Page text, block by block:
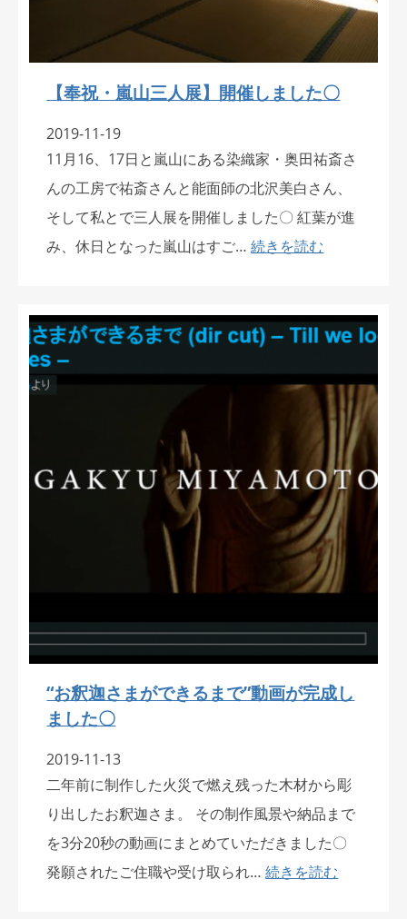
【奉祝・嵐山三人展】開催しました〇
2019-11-19
11月16、17日と嵐山にある染織家・奥田祐斎さ
んの工房で祐斎さんと能面師の北沢美白さん、
そして私とで三人展を開催しました〇 紅葉が進
み、休日となった嵐山はすご…続きを読む
“お釈迦さまができるまで”動画が完成し
ました〇
2019-11-13
二年前に制作した火災で燃え残った木材から彫
り出したお釈迦さま。 その制作風景や納品まで
を3分20秒の動画にまとめていただきました〇
発願されたご住職や受け取られ…続きを読む